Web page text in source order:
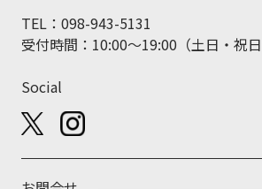
TEL：098-943-5131
受付時間：10:00～19:00（土日・祝日
Social